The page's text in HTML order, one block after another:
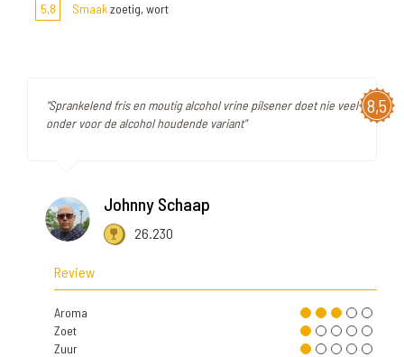
5,8 Smaakzoetig, wort
8,5
"Sprankelend fris en moutig alcohol vrine pilsener doet nie veel
onder voor de alcohol houdende variant"
Johnny Schaap
26.230
Review
Aroma
Zoet
Zuur